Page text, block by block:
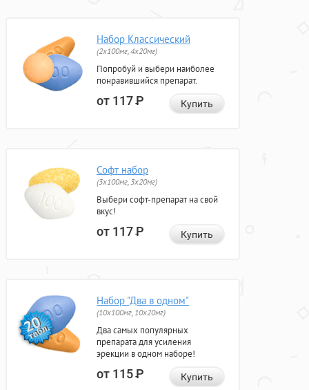
Набор Классический
(2x100мг, 4x20мг)
Попробуй и выбери наиболее
понравившийся препарат.
от 117Р Купить
Софт набор
(3x100мг, 3x20мг)
Выбери софт-препарат на свой
вкус!
от 117Р Купить
Набор "Два в одном"
(10x100мг, 10x20мг)
Два самых популярных
препарата для усиления
эрекции в одном наборе!
от 115Р Купить